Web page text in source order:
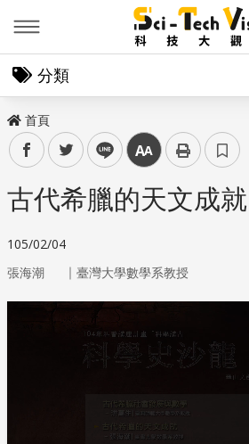
分類
首頁
facebooktwitter line 中
古代希臘的天文成就
105/02/04
張海潮 ｜ 臺灣大學數學系教授